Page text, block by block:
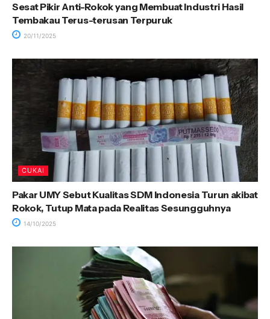
Sesat Pikir Anti-Rokok yang Membuat Industri Hasil
Tembakau Terus-terusan Terpuruk
20/11/2025
CUKAI
Pakar UMY Sebut Kualitas SDM Indonesia Turun akibat
Rokok, Tutup Mata pada Realitas Sesungguhnya
14/10/2025